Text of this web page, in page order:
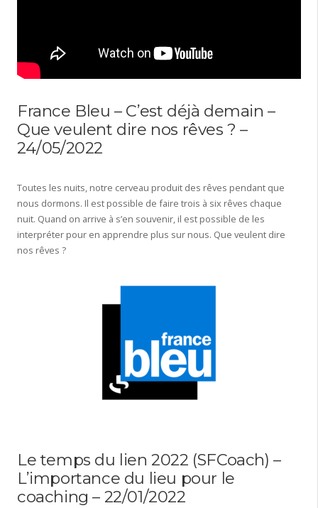
France Bleu – C’est déjà demain –
Que veulent dire nos rêves ? –
24/05/2022
Toutes les nuits, notre cerveau produit des rêves pendant que
nous dormons. Il est possible de faire trois à six rêves chaque
nuit. Quand on arrive à s’en souvenir, il est possible de les
interpréter pour en apprendre plus sur nous. Que veulent dire
nos rêves ?
Le temps du lien 2022 (SFCoach) –
L’importance du lieu pour le
coaching – 22/01/2022